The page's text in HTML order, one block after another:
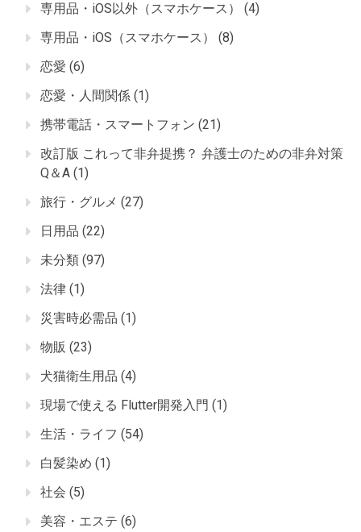
専用品・iOS以外（スマホケース）
(4)
専用品・iOS（スマホケース）
(8)
恋愛 (6)
恋愛・人間関係 (1)
携帯電話・スマートフォン (21)
改訂版 これって非弁提携？ 弁護士のための非弁対策
Q＆A (1)
旅行・グルメ (27)
日用品 (22)
未分類 (97)
法律 (1)
災害時必需品 (1)
物販 (23)
犬猫衛生用品 (4)
現場で使える Flutter開発入門 (1)
生活・ライフ (54)
白髪染め (1)
社会 (5)
美容・エステ (6)